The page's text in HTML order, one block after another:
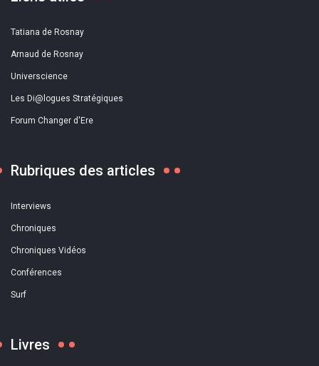
Tatiana de Rosnay
Arnaud de Rosnay
Universcience
Les Di@logues Stratégiques
Forum Changer d'Ere
Rubriques des articles
Interviews
Chroniques
Chroniques Vidéos
Conférences
Surf
Livres